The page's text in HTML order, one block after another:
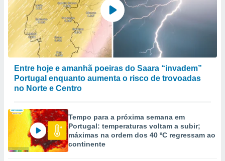
na
ou aceder
num
para
Entre hoje e amanhã poeiras do Saara “invadem”
Portugal enquanto aumenta o risco de trovoadas
no Norte e Centro
Tempo para a próxima semana em
Portugal: temperaturas voltam a subir;
máximas na ordem dos 40 ºC regressam ao
continente